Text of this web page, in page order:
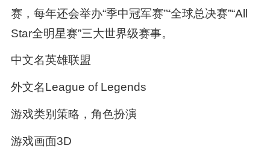
赛，每年还会举办“季中冠军赛”“全球总决赛”“All
Star全明星赛”三大世界级赛事。
中文名英雄联盟
外文名League of Legends
游戏类别策略，角色扮演
游戏画面3D